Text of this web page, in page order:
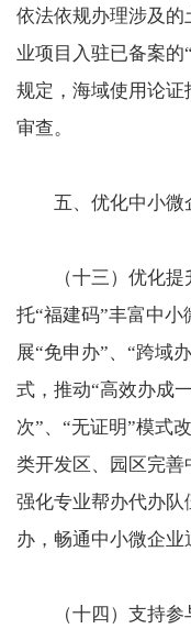
依法依规办理涉及
业项目入驻已备案的
规定，海域使用论
审查。
五、优化中小微
（十三）优化提
托“福建码”丰富中
展“免申办”、“跨域
式，推动“高效办成
次”、“无证明”模式
类开发区、园区完善
强化专业帮办代办队
办，畅通中小微企业
（十四）支持参